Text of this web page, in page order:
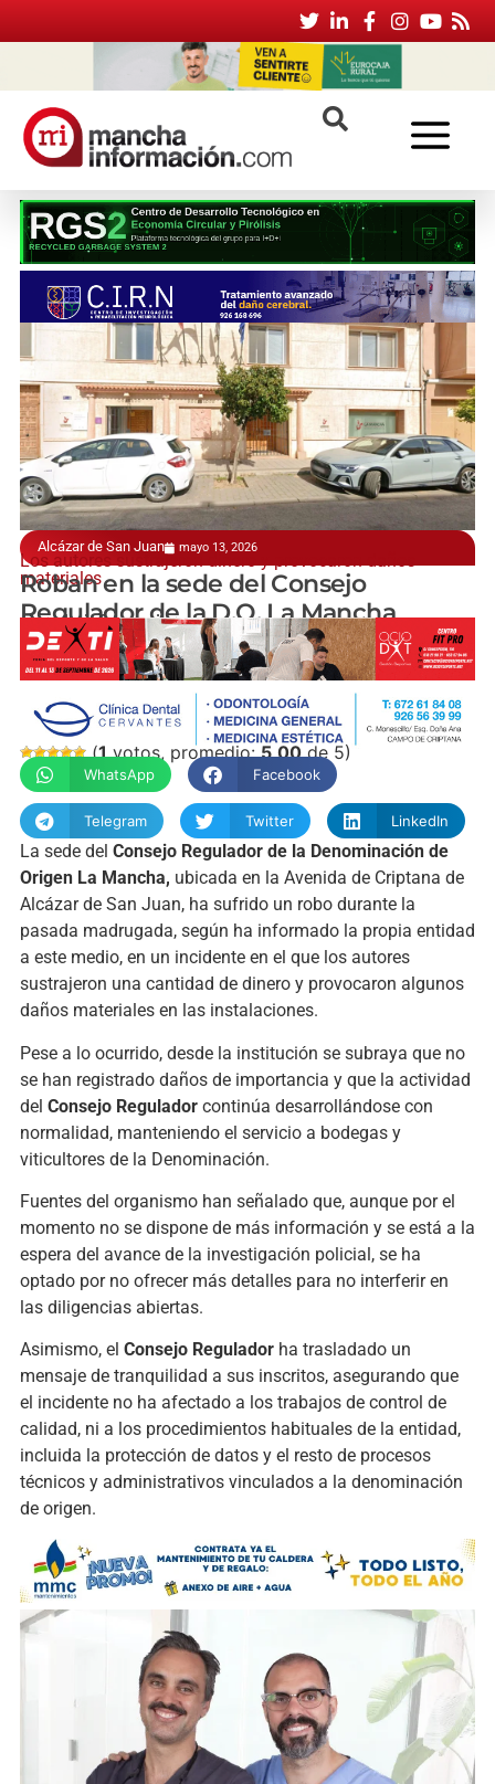
Alcázar de San Juan mayo 13, 2026
Los autores sustrajeron dinero y provocaron daños
materiales
Roban en la sede del Consejo
Regulador de la D.O. La Mancha
manchainformacion.com
(1votos, promedio:5,00de 5)
WhatsApp Facebook
Telegram Twitter LinkedIn
La sede del Consejo Regulador de la Denominación de
Origen La Mancha, ubicada en la Avenida de Criptana de
Alcázar de San Juan, ha sufrido un robo durante la
pasada madrugada, según ha informado la propia entidad
a este medio, en un incidente en el que los autores
sustrajeron una cantidad de dinero y provocaron algunos
daños materiales en las instalaciones.
Pese a lo ocurrido, desde la institución se subraya que no
se han registrado daños de importancia y que la actividad
del Consejo Reguladorcontinúa desarrollándose con
normalidad, manteniendo el servicio a bodegas y
viticultores de la Denominación.
Fuentes del organismo han señalado que, aunque por el
momento no se dispone de más información y se está a la
espera del avance de la investigación policial, se ha
optado por no ofrecer más detalles para no interferir en
las diligencias abiertas.
Asimismo, el Consejo Reguladorha trasladado un
mensaje de tranquilidad a sus inscritos, asegurando que
el incidente no ha afectado a los trabajos de control de
calidad, ni a los procedimientos habituales de la entidad,
incluida la protección de datos y el resto de procesos
técnicos y administrativos vinculados a la denominación
de origen.